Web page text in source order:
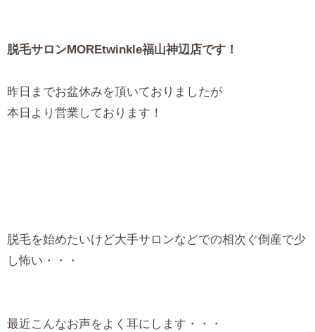
脱毛サロンMOREtwinkle福山神辺店です！
昨日までお盆休みを頂いておりましたが
本日より営業しております！
脱毛を始めたいけど大手サロンなどでの相次ぐ倒産で少
し怖い・・・
最近こんなお声をよく耳にします・・・